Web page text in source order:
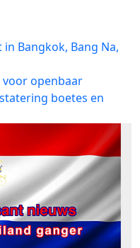
Bangkok, Bang Na,
openbaar
boetes en